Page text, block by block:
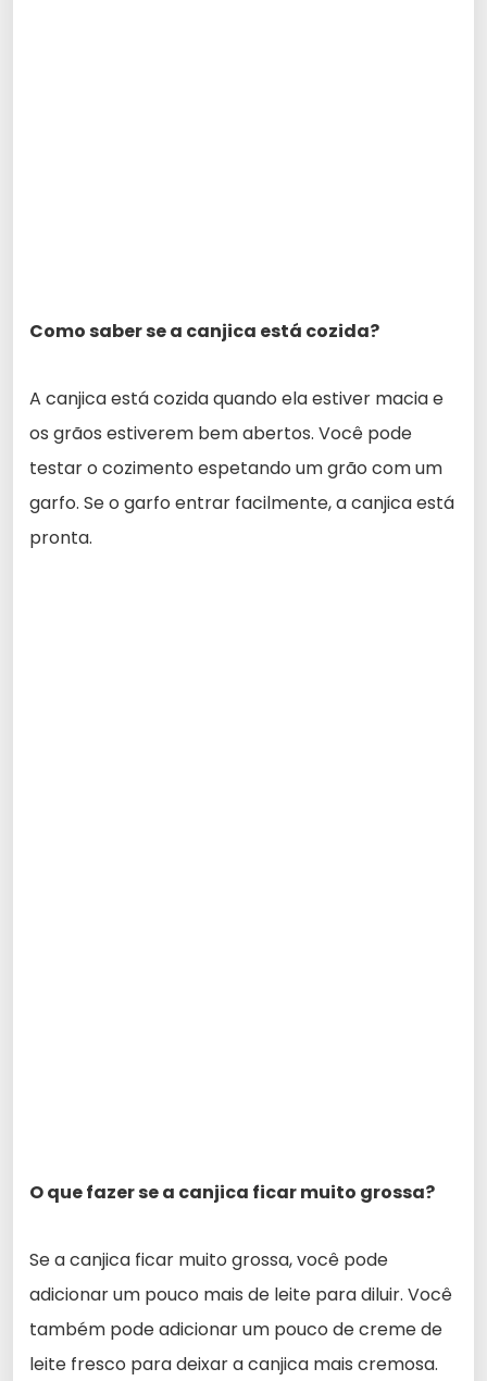
Como saber se a canjica está cozida?
A canjica está cozida quando ela estiver macia e
os grãos estiverem bem abertos. Você pode
testar o cozimento espetando um grão com um
garfo. Se o garfo entrar facilmente, a canjica está
pronta.
O que fazer se a canjica ficar muito grossa?
Se a canjica ficar muito grossa, você pode
adicionar um pouco mais de leite para diluir. Você
também pode adicionar um pouco de creme de
leite fresco para deixar a canjica mais cremosa.